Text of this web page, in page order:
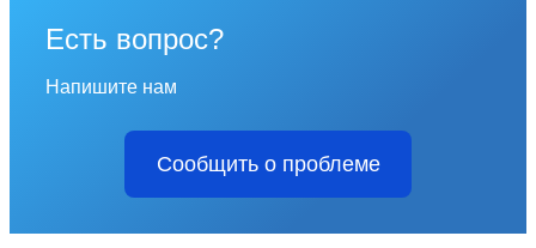
Есть вопрос?
Напишите нам
Сообщить о проблеме